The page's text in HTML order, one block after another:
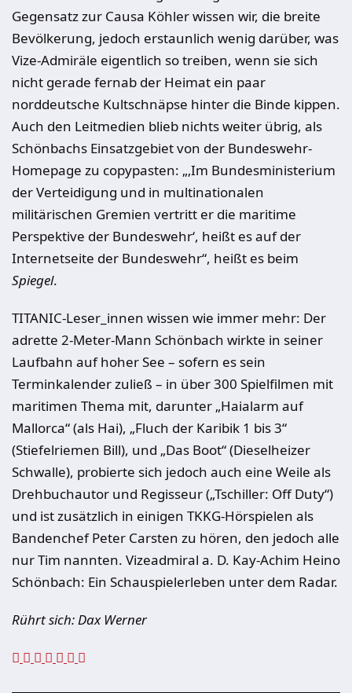
Gegensatz zur Causa Köhler wissen wir, die breite
Bevölkerung, jedoch erstaunlich wenig darüber, was
Vize-Admiräle eigentlich so treiben, wenn sie sich
nicht gerade fernab der Heimat ein paar
norddeutsche Kultschnäpse hinter die Binde kippen.
Auch den Leitmedien blieb nichts weiter übrig, als
Schönbachs Einsatzgebiet von der Bundeswehr-
Homepage zu copypasten: „‚Im Bundesministerium
der Verteidigung und in multinationalen
militärischen Gremien vertritt er die maritime
Perspektive der Bundeswehr‘, heißt es auf der
Internetseite der Bundeswehr“, heißt es beim
Spiegel.
TITANIC-Leser_innen wissen wie immer mehr: Der
adrette 2-Meter-Mann Schönbach wirkte in seiner
Laufbahn auf hoher See – sofern es sein
Terminkalender zuließ – in über 300 Spielfilmen mit
maritimen Thema mit, darunter „Haialarm auf
Mallorca“ (als Hai), „Fluch der Karibik 1 bis 3“
(Stiefelriemen Bill), und „Das Boot“ (Dieselheizer
Schwalle), probierte sich jedoch auch eine Weile als
Drehbuchautor und Regisseur („Tschiller: Off Duty“)
und ist zusätzlich in einigen TKKG-Hörspielen als
Bandenchef Peter Carsten zu hören, den jedoch alle
nur Tim nannten. Vizeadmiral a. D. Kay-Achim Heino
Schönbach: Ein Schauspielerleben unter dem Radar.
Rührt sich: Dax Werner